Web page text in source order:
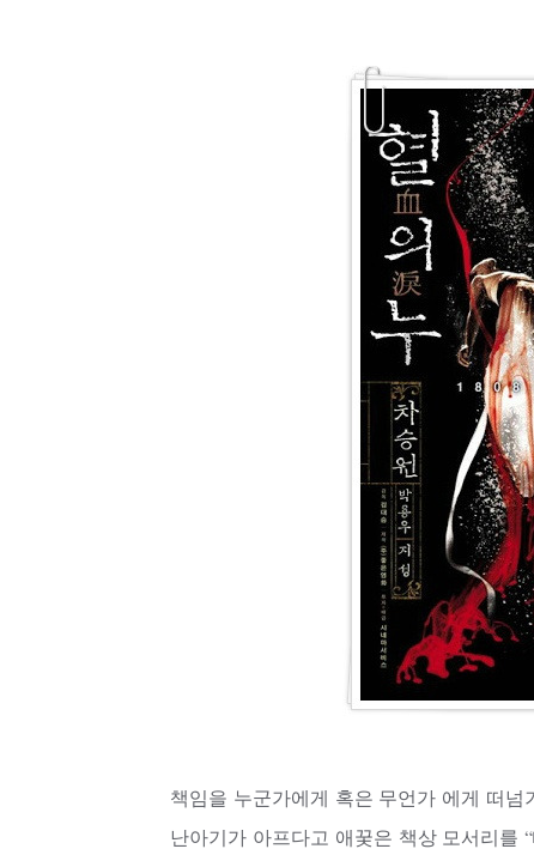
책임을 누군가에게 혹은 무언가 에게 떠
난아기가 아프다고 애꿎은 책상 모서리를